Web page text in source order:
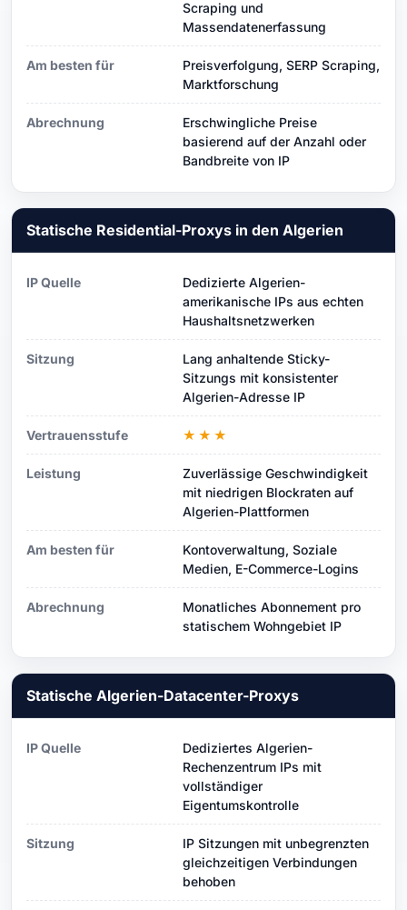
Scraping und
Massendatenerfassung
Am besten für
Preisverfolgung, SERP Scraping,
Marktforschung
Abrechnung
Erschwingliche Preise
basierend auf der Anzahl oder
Bandbreite von IP
Statische Residential-Proxys in den Algerien
IP Quelle
Dedizierte Algerien-
amerikanische IPs aus echten
Haushaltsnetzwerken
Sitzung
Lang anhaltende Sticky-
Sitzungs mit konsistenter
Algerien-Adresse IP
Vertrauensstufe ★★★
Leistung
Zuverlässige Geschwindigkeit
mit niedrigen Blockraten auf
Algerien-Plattformen
Am besten für
Kontoverwaltung, Soziale
Medien, E-Commerce-Logins
Abrechnung
Monatliches Abonnement pro
statischem Wohngebiet IP
Statische Algerien-Datacenter-Proxys
IP Quelle
Dediziertes Algerien-
Rechenzentrum IPs mit
vollständiger
Eigentumskontrolle
Sitzung
IP Sitzungen mit unbegrenzten
gleichzeitigen Verbindungen
behoben